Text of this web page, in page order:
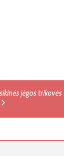
jėgos trikovės